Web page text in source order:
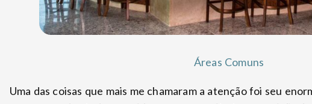
Áreas Comuns
Uma das coisas que mais me chamaram a atenção foi seu